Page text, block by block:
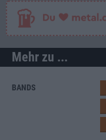
Mehr zu ...
BANDS